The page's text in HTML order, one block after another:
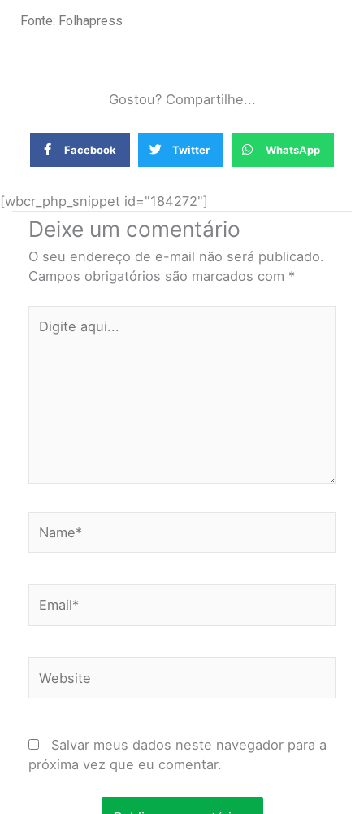
Fonte: Folhapress
Gostou? Compartilhe...
Facebook Twitter WhatsApp
[wbcr_php_snippet id="184272"]
Deixe um comentário
O seu endereço de e-mail não será publicado.
Campos obrigatórios são marcados com *
aqui...
Salvar meus dados neste navegador para a
próxima vez que eu comentar.